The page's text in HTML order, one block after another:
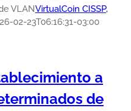
VLANVirtualCoin CISSP,
02-23T06:16:31-03:00
a
de